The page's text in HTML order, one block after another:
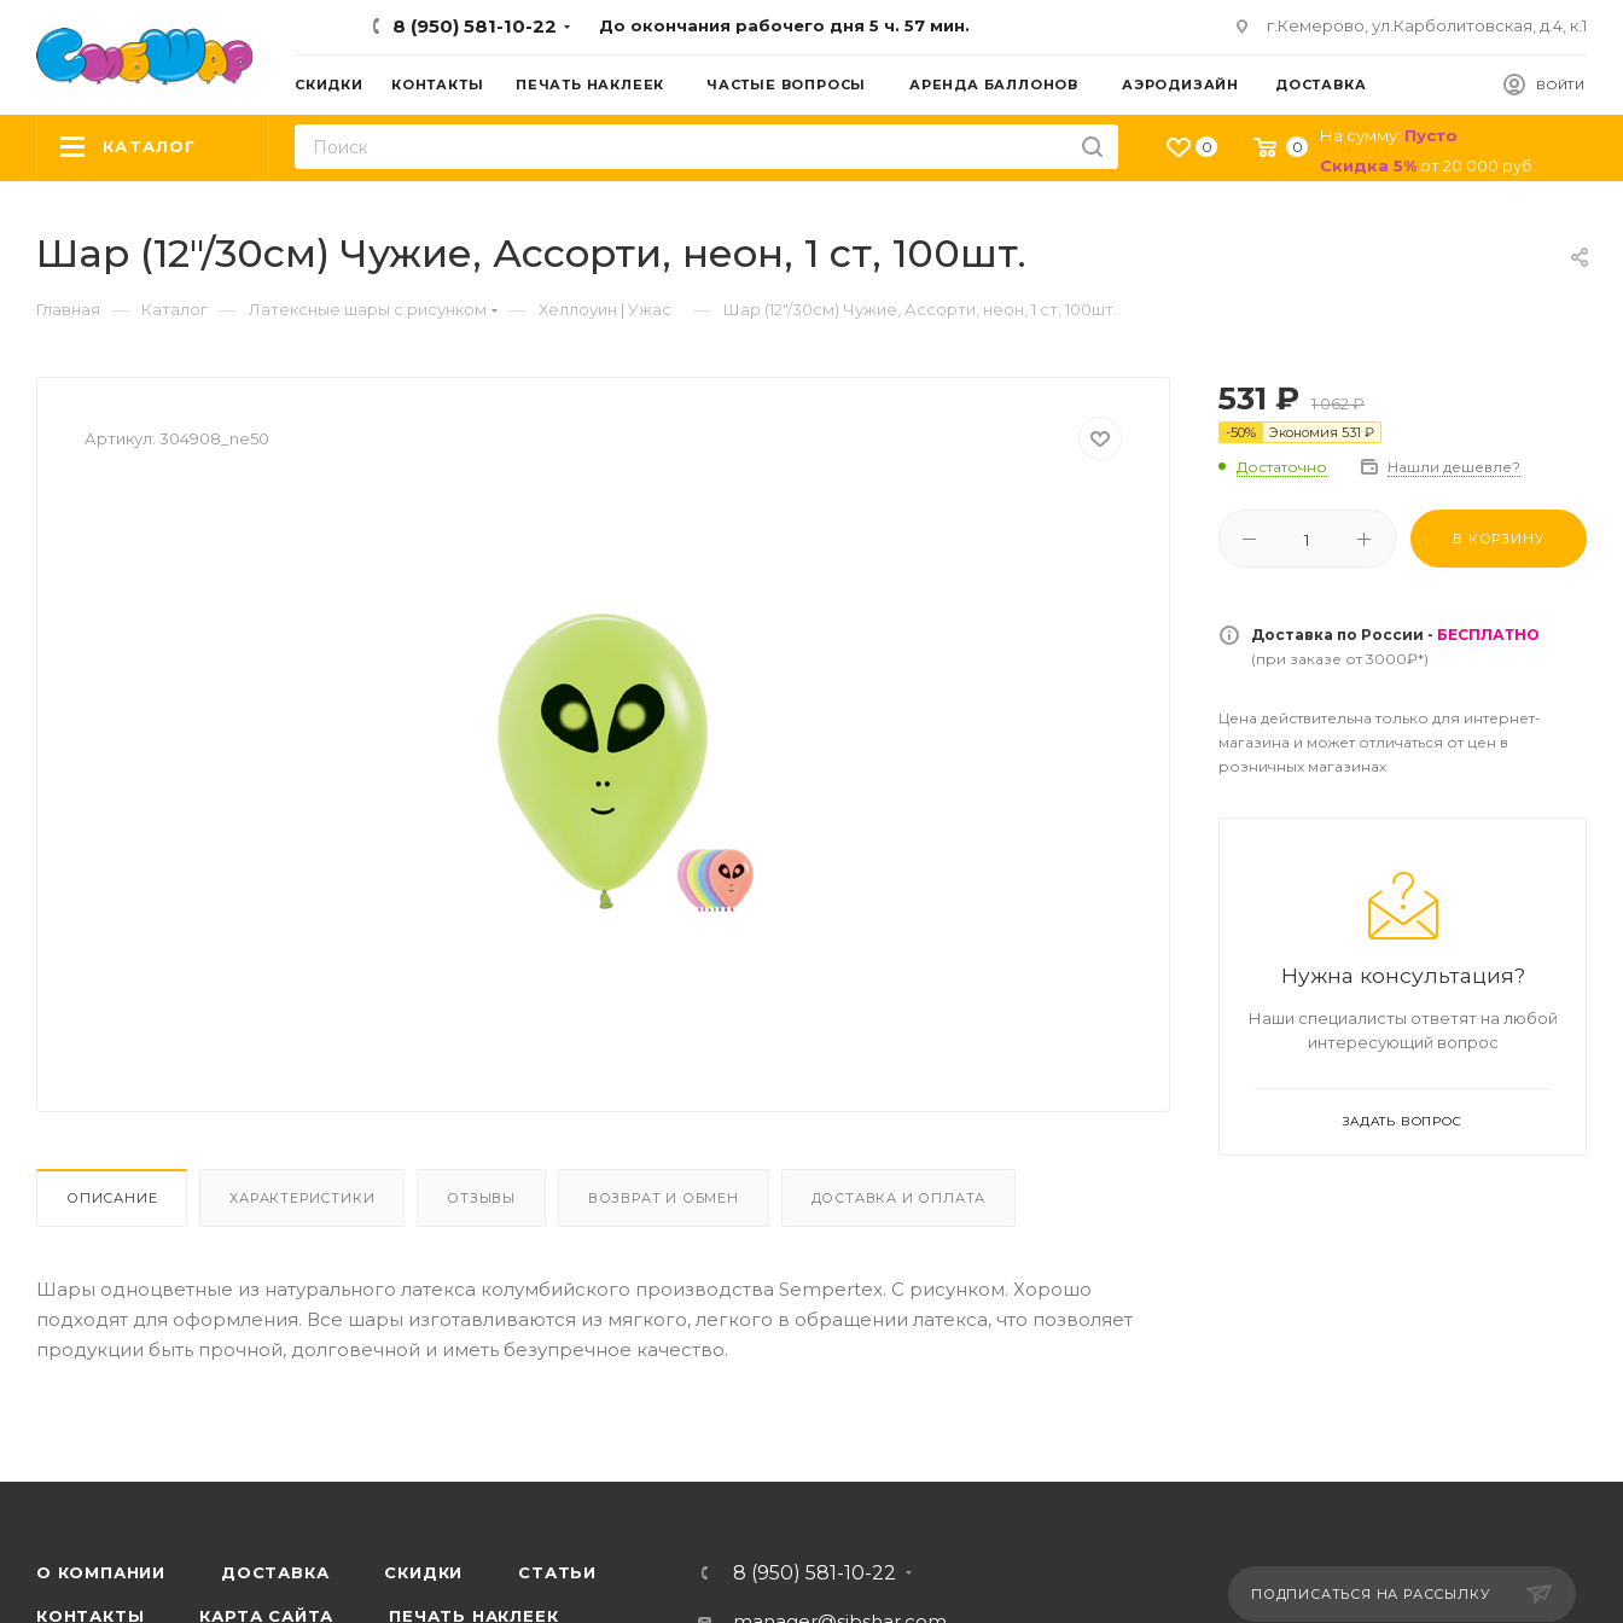
8 (950) 581-10-22 До окончания рабочего дня 5 ч. 57 мин. г.Кемерово, ул.Карболитовская, д.4, к.1
ВОЙТИ
СКИДКИ КОНТАКТЫ ПЕЧАТЬ НАКЛЕЕК ЧАСТЫЕ ВОПРОСЫ АРЕНДА БАЛЛОНОВ АЭРОДИЗАЙН ДОСТАВКА
0 0
На сумму: Пусто
Скидка 5% от20 000 руб.
КАТАЛОГ
Шар (12"/30см) Чужие, Ассорти, неон, 1 ст, 100шт.
Главная — Каталог — Латексные шары с рисунком — Хеллоуин | Ужас — Шар (12"/30см) Чужие, Ассорти, неон, 1 ст, 100шт.
Артикул: 304908_ne50
ОПИСАНИЕ ХАРАКТЕРИСТИКИ ОТЗЫВЫ ВОЗВРАТ И ОБМЕН ДОСТАВКА И ОПЛАТА
Шары одноцветные из натурального латекса колумбийского производства Sempertex. С рисунком. Хорошо
подходят для оформления. Все шары изготавливаются из мягкого, легкого в обращении латекса, что позволяет
продукции быть прочной, долговечной и иметь безупречное качество.
531 ₽ 1 062₽
-50% Экономия 531 ₽
Достаточно Нашли дешевле?
В КОРЗИНУ
Доставка по России - БЕСПЛАТНО
(при заказе от 3000₽*)
Цена действительна только для интернет-
магазина и может отличаться от цен в
розничных магазинах
Нужна консультация?
Наши специалисты ответят на любой
интересующий вопрос
ЗАДАТЬ ВОПРОС
О КОМПАНИИ ДОСТАВКА СКИДКИ СТАТЬИ
КОНТАКТЫ КАРТА САЙТА ПЕЧАТЬ НАКЛЕЕК
8 (950) 581-10-22
ПОДПИСАТЬСЯ НА РАССЫЛКУ